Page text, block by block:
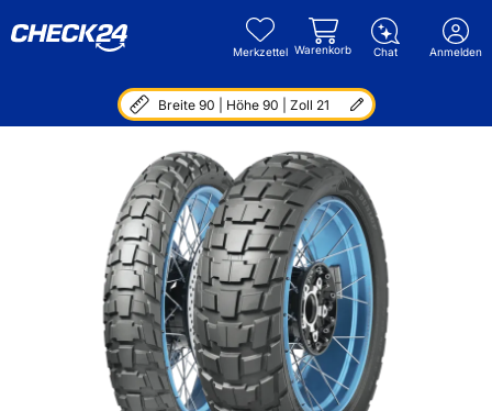
Merkzettel Warenkorb Chat Anmelden
Breite 90 | Höhe 90 | Zoll 21